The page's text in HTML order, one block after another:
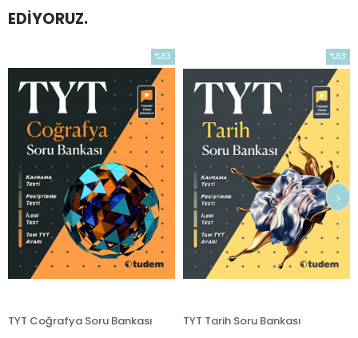
EDIYORUZ.
TYT Coğrafya Soru Bankası
%83
İndirim
%83İndirim
TYT Tarih Soru Bankası
%83
İndirim